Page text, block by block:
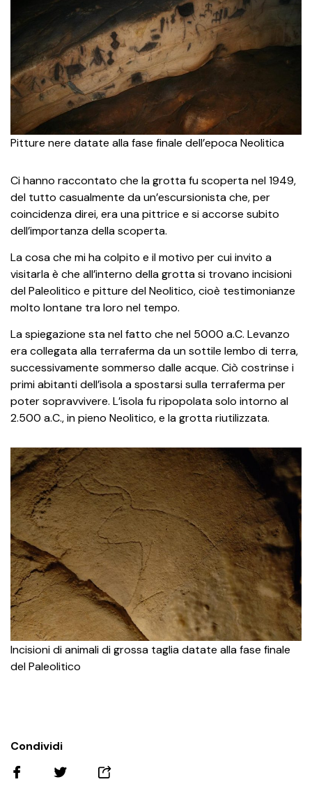
Pitture nere datate alla fase finale dell’epoca Neolitica
Ci hanno raccontato che la grotta fu scoperta nel 1949,
del tutto casualmente da un’escursionista che, per
coincidenza direi, era una pittrice e si accorse subito
dell’importanza della scoperta.
La cosa che mi ha colpito e il motivo per cui invito a
visitarla è che all’interno della grotta si trovano incisioni
del Paleolitico e pitture del Neolitico, cioè testimonianze
molto lontane tra loro nel tempo.
La spiegazione sta nel fatto che nel 5000 a.C. Levanzo
era collegata alla terraferma da un sottile lembo di terra,
successivamente sommerso dalle acque. Ciò costrinse i
primi abitanti dell’isola a spostarsi sulla terraferma per
poter sopravvivere. L’isola fu ripopolata solo intorno al
2.500 a.C., in pieno Neolitico, e la grotta riutilizzata.
Incisioni di animali di grossa taglia datate alla fase finale
del Paleolitico
Condividi